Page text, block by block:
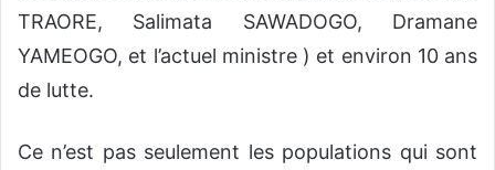
TRAORE, Salimata SAWADOGO, Dramane
YAMEOGO, et l’actuel ministre ) et environ 10 ans
de lutte.
Ce n’est pas seulement les populations qui sont